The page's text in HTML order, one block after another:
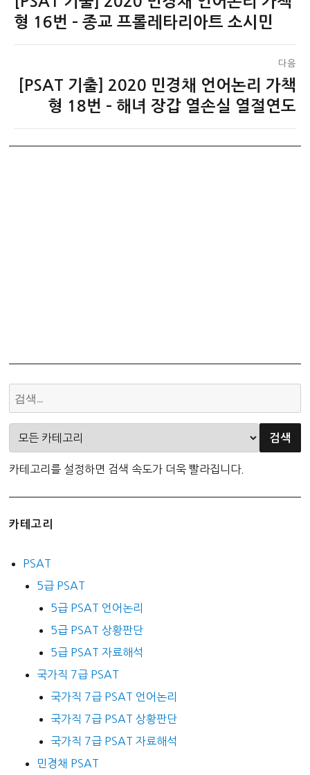
탐
색
전
형 16번 – 종교 프롤레타리아트 소시민
다음
[PSAT 기출] 2020 민경채 언어논리 가책
형 18번 – 해녀 장갑 열손실 열절연도
카테고리를 설정하면 검색 속도가 더욱 빨라집니다.
카테고리
PSAT
5급 PSAT
5급 PSAT 언어논리
5급 PSAT 상황판단
5급 PSAT 자료해석
국가직 7급 PSAT
국가직 7급 PSAT 언어논리
국가직 7급 PSAT 상황판단
국가직 7급 PSAT 자료해석
민경채 PSAT